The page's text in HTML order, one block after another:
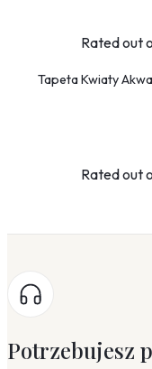
Ratedout
Tapeta Kwiaty
Ratedout
Potrzebujesz